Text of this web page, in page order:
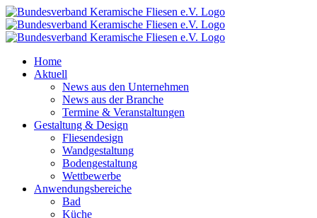
Zum
Inhalt
springen
Home
Aktuell
News aus den Unternehmen
News aus der Branche
Termine & Veranstaltungen
Gestaltung & Design
Fliesendesign
Wandgestaltung
Bodengestaltung
Wettbewerbe
Anwendungsbereiche
Bad
Küche